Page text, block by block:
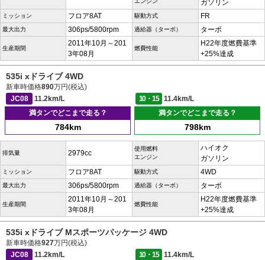
ガソリン
ミッション フロア8AT 駆動方式 FR
最大出力 306ps/5800rpm 過給器（ターボ） ターボ
生産期間
2011年10月～201
3年08月
燃費性能
H22年度燃費基準
+25%達成
535i xドライブ 4WD
新車時価格890万円(税込)
JC08
11.2km/L 10・15
11.4km/L
満タンでどこまで走る？
784km
満タンでどこまで走る？
798km
排気量 2979cc
使用燃料
エンジン
ハイオク
ガソリン
ミッション フロア8AT 駆動方式 4WD
最大出力 306ps/5800rpm 過給器（ターボ） ターボ
生産期間
2011年10月～201
3年08月
燃費性能
H22年度燃費基準
+25%達成
535i xドライブ Mスポーツパッケージ 4WD
新車時価格927万円(税込)
JC08
11.2km/L 10・15 11.4km/L